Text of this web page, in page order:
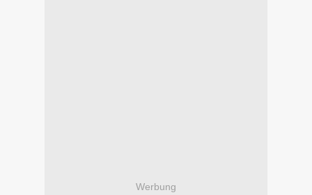
Werbung